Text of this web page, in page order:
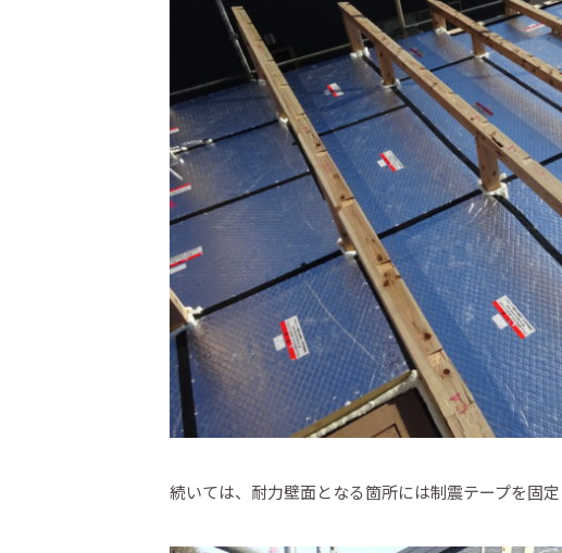
続いては、耐力壁面となる箇所には制震テープを固定